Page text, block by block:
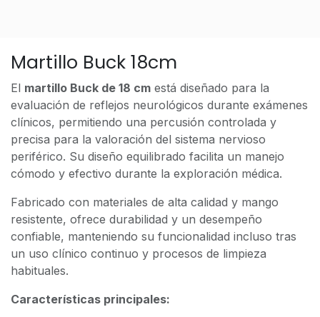
Martillo Buck 18cm
El martillo Buck de 18 cm está diseñado para la
evaluación de reflejos neurológicos durante exámenes
clínicos, permitiendo una percusión controlada y
precisa para la valoración del sistema nervioso
periférico. Su diseño equilibrado facilita un manejo
cómodo y efectivo durante la exploración médica.
Fabricado con materiales de alta calidad y mango
resistente, ofrece durabilidad y un desempeño
confiable, manteniendo su funcionalidad incluso tras
un uso clínico continuo y procesos de limpieza
habituales.
Características principales: